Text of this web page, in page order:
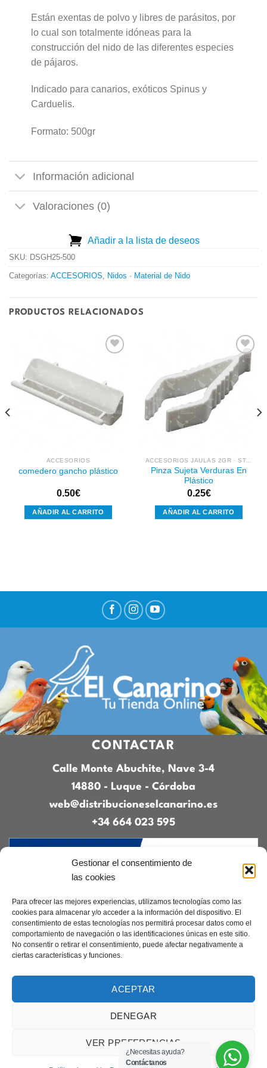
Gestionar el consentimiento de
las cookies
Para ofrecer las mejores experiencias, utilizamos tecnologías como las
cookies para almacenar y/o acceder a la información del dispositivo. El
consentimiento de estas tecnologías nos permitirá procesar datos como el
comportamiento de navegación o las identificaciones únicas en este sitio.
No consentir o retirar el consentimiento, puede afectar negativamente a
ciertas características y funciones.
ACEPTAR
DENEGAR
VER PREFERENCIAS
Están exentas de polvo y libres de parásitos, por
lo cual son totalmente idóneas para la
construcción del nido de las diferentes especies
de pájaros.
Indicado para canarios, exóticos Spinus y
Carduelis.
Formato: 500gr
Información adicional
Valoraciones (0)
Añadir a la lista de deseos
SKU: DSGH25-500
Categorías: ACCESORIOS Nidos · Material de Nido
PRODUCTOS RELACIONADOS
Añadir
a la
lista de
deseos
ACCESORIOS
comedero gancho plástico
0.50€
AÑADIR AL CARRITO
Añadir
ACCESORIOS JAULAS 2GR · STA · NEW CANARIZ · PEDROS
Pinza Sujeta Verduras En
Plástico
0.25€
AÑADIR AL CARRITO
CONTACTAR
Calle Monte Abuchite, Nave 3-4
14880 - Luque - Córdoba
web@distribucioneselcanarino.es
+34 664 023 595
Contacto|Incidencias|Devoluciones|
Condiciones generales
Diseñado porCreacionesDigitales.es
Elcanarino.com pertenece al grupo Distribuciones el
Canarino SL
¿Necesitas ayuda?
Contáctanos